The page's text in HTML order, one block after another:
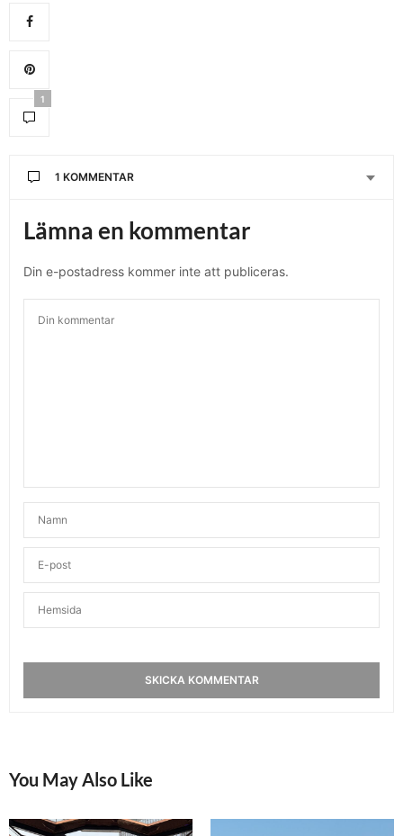
1
1 KOMMENTAR
Lämna en kommentar
Din e-postadress kommer inte att publiceras.
You May Also Like